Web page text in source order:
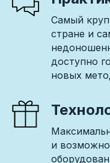
Самый
стране и
доступно
новых
и